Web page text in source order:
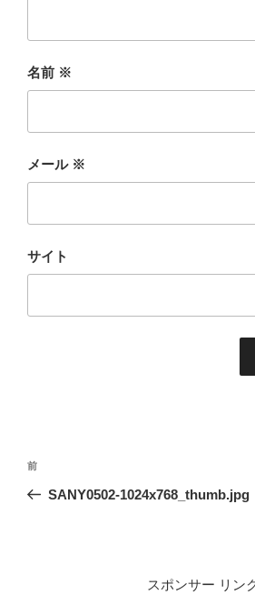
名前 ※
メール ※
サイト
投
前
の
前
SANY0502-1024x768_thumb.jpg
スポンサー リン